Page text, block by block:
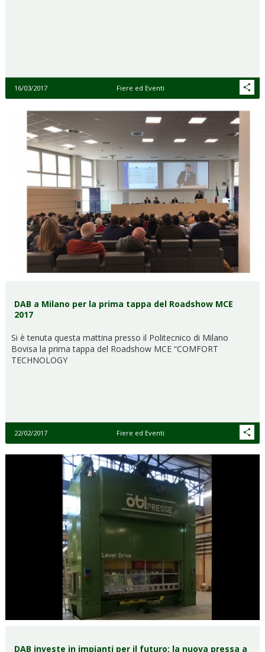
16/03/2017 Fiere ed Eventi
DAB a Milano per la prima tappa del Roadshow MCE
2017
Si è tenuta questa mattina presso il Politecnico di Milano
Bovisa la prima tappa del Roadshow MCE “COMFORT
TECHNOLOGY
22/02/2017 Fiere ed Eventi
DAB investe in impianti per il futuro: la nuova pressa a